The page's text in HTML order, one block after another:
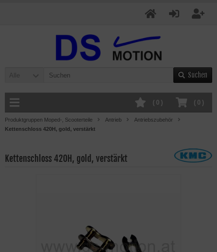
Alle Suchen
( 0 )
( 0 )
Produktgruppen Moped-, Scooterteile Antrieb
Antriebszubehör
Kettenschloss 420H, gold, verstärkt
Kettenschloss 420H, gold, verstärkt